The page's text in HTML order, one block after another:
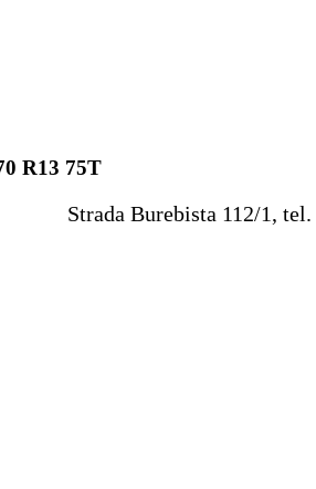
R13 75T
Strada Burebista 112/1, tel.